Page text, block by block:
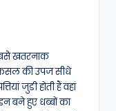
खतरनाक
फसल की उपज सीधे
जुडी होती हैं वहां
बने हुए धब्बों का